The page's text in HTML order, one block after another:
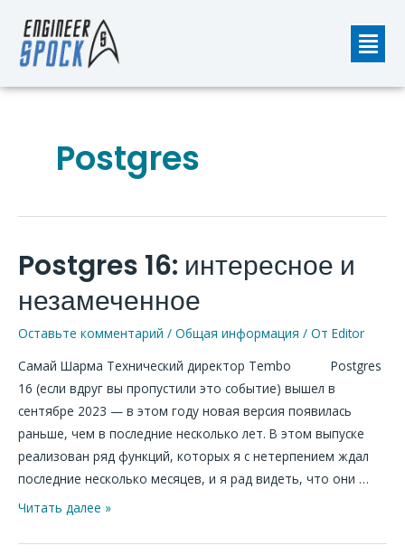
содержимому
Postgres
Postgres 16: интересное и
незамеченное
Оставьте комментарий / Общая информация / От Editor
Самай Шарма Технический директор Tembo Postgres
16 (если вдруг вы пропустили это событие) вышел в
сентябре 2023 — в этом году новая версия появилась
раньше, чем в последние несколько лет. В этом выпуске
реализован ряд функций, которых я с нетерпением ждал
последние несколько месяцев, и я рад видеть, что они …
Postgres
16:
интересное
и
Читать далее »